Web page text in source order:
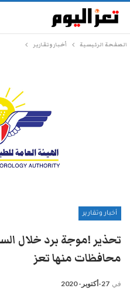
الصفحة الرئيسية أخبار وتقارير
أخبار وتقارير
تحذير !موجة برد خلال
محافظات منها تعز
في 27-أكتوبر- 2020